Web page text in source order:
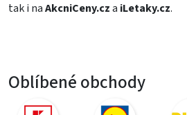
tak i naAkcniCeny.cza iLetaky.cz.
Oblíbené obchody